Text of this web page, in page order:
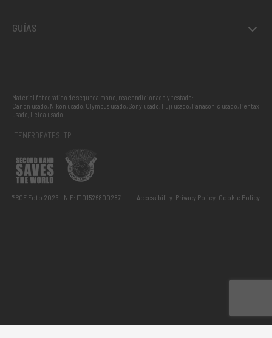
GUÍAS
Material fotográfico de segunda mano, reacondicionado y testado:
Canon usado, Nikon usado, Olympus usado,Sony usado, Fuji usado, Panasonic usado, Pentax
usado, Leica usado
ITENFRDEATESLTPL
®RCE Foto 2026 – NIF: IT01526800287 Accessibility Privacy Policy Cookie Policy